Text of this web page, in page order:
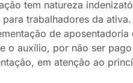
tem natureza
trabalhadores da
de aposentadoria
o auxílio, por não ser
em atenção ao